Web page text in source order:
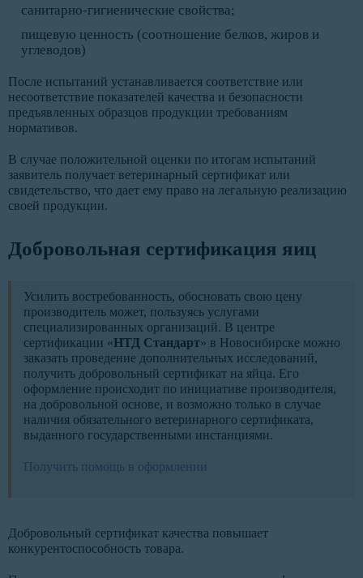
санитарно-гигиенические свойства;
пищевую ценность (соотношение белков, жиров и
углеводов)
После испытаний устанавливается соответствие или
несоответствие показателей качества и безопасности
предъявленных образцов продукции требованиям
нормативов.
В случае положительной оценки по итогам испытаний
заявитель получает ветеринарный сертификат или
свидетельство, что дает ему право на легальную реализацию
своей продукции.
Добровольная сертификация яиц
Усилить востребованность, обосновать свою цену
производитель может, пользуясь услугами
специализированных организаций. В центре
сертификации «НТД Стандарт» в Новосибирске можно
заказать проведение дополнительных исследований,
получить добровольный сертификат на яйца. Его
оформление происходит по инициативе производителя,
на добровольной основе, и возможно только в случае
наличия обязательного ветеринарного сертификата,
выданного государственными инстанциями.
Получить помощь в оформлении
Добровольный сертификат качества повышает
конкурентоспособность товара.